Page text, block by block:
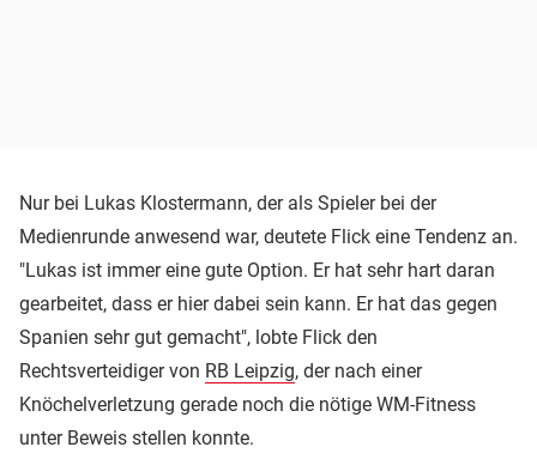
Nur bei Lukas Klostermann, der als Spieler bei der
Medienrunde anwesend war, deutete Flick eine Tendenz an.
"Lukas ist immer eine gute Option. Er hat sehr hart daran
gearbeitet, dass er hier dabei sein kann. Er hat das gegen
Spanien sehr gut gemacht", lobte Flick den
Rechtsverteidiger von RB Leipzig, der nach einer
Knöchelverletzung gerade noch die nötige WM-Fitness
unter Beweis stellen konnte.